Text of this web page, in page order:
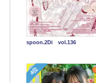
spoon.2Di vol.136
4位